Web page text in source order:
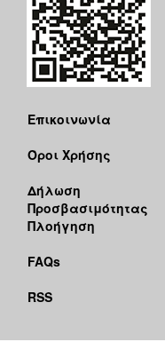
Επικοινωνία
Όροι Χρήσης
Δήλωση
Προσβασιμότητας
Πλοήγηση
FAQs
RSS